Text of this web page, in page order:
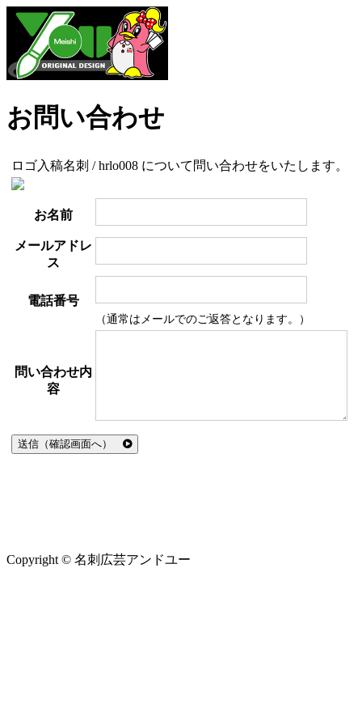
お問い合わせ
ロゴ入稿名刺 / hrlo008 について問い合わせをいたします。
お名前
メールアドレ
ス
電話番号
（通常はメールでのご返答となります。）
問い合わせ内
容
送信（確認画面へ）
Copyright © 名刺広芸アンドユー